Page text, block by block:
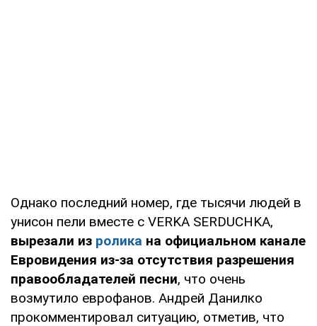
Однако последний номер, где тысячи людей в
унисон пели вместе с VERKA SERDUCHKA,
вырезали из ролика на официальном канале
Евровидения из-за отсутствия разрешения
правообладателей песни, что очень
возмутило еврофанов. Андрей Данилко
прокомментировал ситуацию, отметив, что